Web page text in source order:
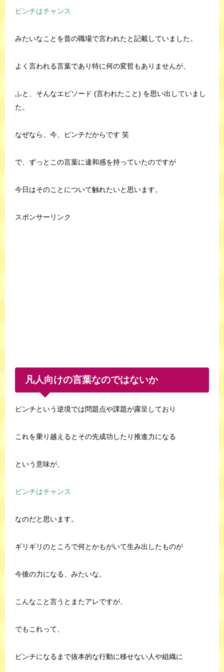
ピンチはチャンス
みたいなことを昔の職場で言われたと記載していました。
よく言われる言葉であり特に何の変哲もありませんが、
ふと、そんなエピソード (言われたこと) を思い出していまし
た。
なぜなら、今、ピンチだからです 笑
で、ずっとこの言葉に違和感を持っていたのですが
今日はそのことについて触れたいと思います。
スポンサーリンク
凡人向けの言葉なのではないか
ピンチという逆境では問題点や課題が露呈しており
これを乗り越えるとその先成功したり推進力になる
という意味が、
ピンチはチャンス
なのだと思います。
ギリギリのところで何とかもがいて生み出したものが
今後の力になる、みたいな。
こんなこと言うとまたアレですが、
でもこれって、
ピンチになるまで抜本的な行動に移せない人や組織に